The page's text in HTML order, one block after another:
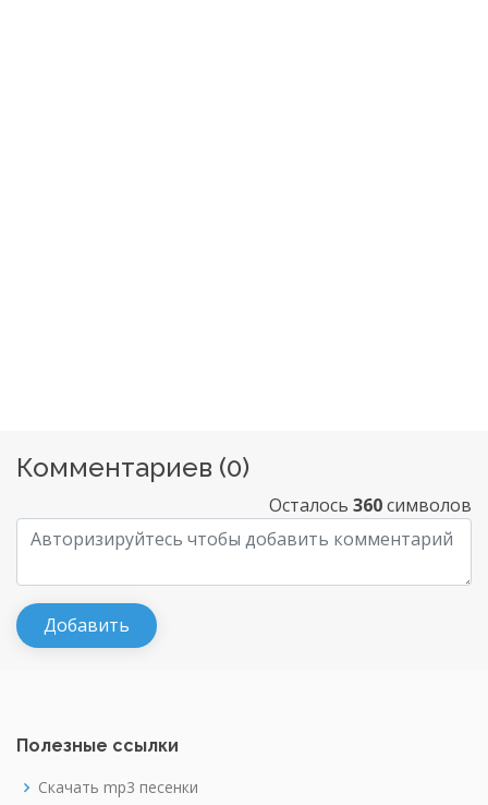
Комментариев (0)
Осталось 360символов
Полезные ссылки
Скачать mp3 песенки